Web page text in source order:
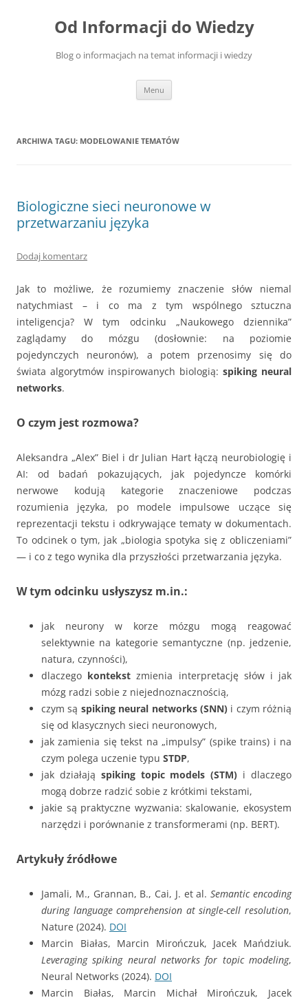
Od Informacji do Wiedzy
Blog o informacjach na temat informacji i wiedzy
Menu
ARCHIWA TAGU: MODELOWANIE TEMATÓW
Biologiczne sieci neuronowe w
przetwarzaniu języka
Dodaj komentarz
Jak to możliwe, że rozumiemy znaczenie słów niemal
natychmiast – i co ma z tym wspólnego sztuczna
inteligencja? W tym odcinku „Naukowego dziennika”
zaglądamy do mózgu (dosłownie: na poziomie
pojedynczych neuronów), a potem przenosimy się do
świata algorytmów inspirowanych biologią: spiking neural
networks.
O czym jest rozmowa?
Aleksandra „Alex” Biel i dr Julian Hart łączą neurobiologię i
AI: od badań pokazujących, jak pojedyncze komórki
nerwowe kodują kategorie znaczeniowe podczas
rozumienia języka, po modele impulsowe uczące się
reprezentacji tekstu i odkrywające tematy w dokumentach.
To odcinek o tym, jak „biologia spotyka się z obliczeniami”
— i co z tego wynika dla przyszłości przetwarzania języka.
W tym odcinku usłyszysz m.in.:
jak neurony w korze mózgu mogą reagować
selektywnie na kategorie semantyczne (np. jedzenie,
natura, czynności),
dlaczego kontekst zmienia interpretację słów i jak
mózg radzi sobie z niejednoznacznością,
czym są spiking neural networks (SNN)i czym różnią
się od klasycznych sieci neuronowych,
jak zamienia się tekst na „impulsy” (spike trains) i na
czym polega uczenie typu STDP,
jak działają spiking topic models (STM) i dlaczego
mogą dobrze radzić sobie z krótkimi tekstami,
jakie są praktyczne wyzwania: skalowanie, ekosystem
narzędzi i porównanie z transformerami (np. BERT).
Artykuły źródłowe
Jamali, M., Grannan, B., Cai, J. et al.Semantic encoding
during language comprehension at single-cell resolution,
Nature (2024). DOI
Marcin Białas, Marcin Mirończuk, Jacek Mańdziuk.
Leveraging spiking neural networks for topic modeling,
Neural Networks (2024). DOI
Marcin Białas, Marcin Michał Mirończuk, Jacek